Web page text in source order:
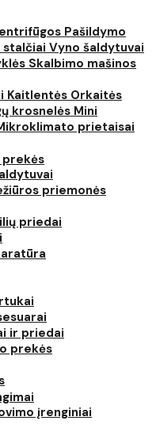
Pašildymo
stalčiai Vyno šaldytuvai
Skalbimo mašinos
Kaitlentės Orkaitės
krosnelės Mini
prietaisai
prekės
priemonės
priedai
ir priedai
prekės
įrenginiai